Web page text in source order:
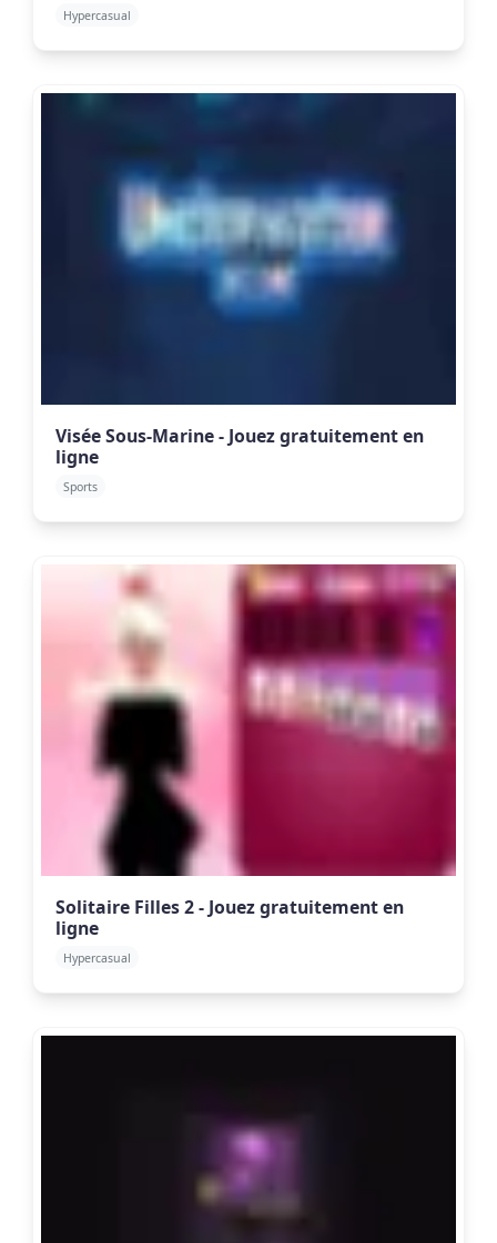
Hypercasual
Visée Sous-Marine - Jouez gratuitement en
ligne
Sports
Solitaire Filles 2 - Jouez gratuitement en
ligne
Hypercasual